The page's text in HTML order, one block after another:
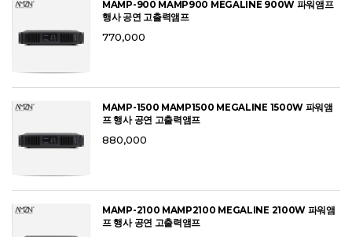
MAMP-900 MAMP900 MEGALINE 900W 파워앰프
행사 공연 고출력앰프
770,000
MAMP-1500 MAMP1500 MEGALINE 1500W 파워앰
프 행사 공연 고출력앰프
880,000
MAMP-2100 MAMP2100 MEGALINE 2100W 파워앰
프 행사 공연 고출력앰프